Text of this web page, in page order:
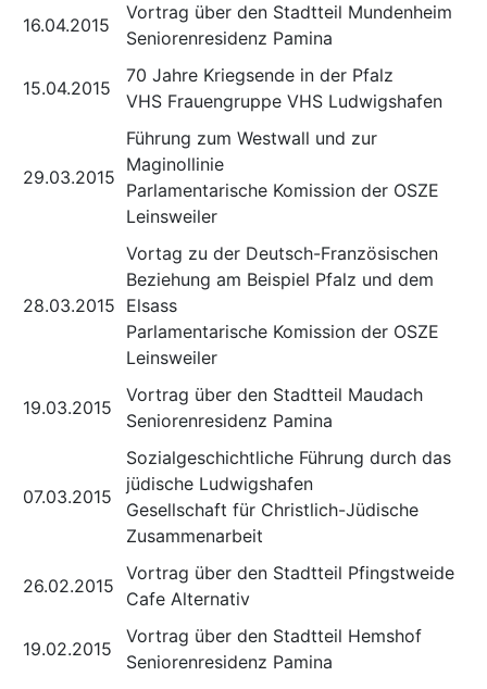
16.04.2015
Vortrag über den Stadtteil Mundenheim
Seniorenresidenz Pamina
15.04.2015
70 Jahre Kriegsende in der Pfalz
VHS Frauengruppe VHS Ludwigshafen
29.03.2015
Führung zum Westwall und zur
Maginollinie
Parlamentarische Komission der OSZE
Leinsweiler
28.03.2015
Vortag zu der Deutsch-Französischen
Beziehung am Beispiel Pfalz und dem
Elsass
Parlamentarische Komission der OSZE
Leinsweiler
19.03.2015
Vortrag über den Stadtteil Maudach
Seniorenresidenz Pamina
07.03.2015
Sozialgeschichtliche Führung durch das
jüdische Ludwigshafen
Gesellschaft für Christlich-Jüdische
Zusammenarbeit
26.02.2015
Vortrag über den Stadtteil Pfingstweide
Cafe Alternativ
19.02.2015
Vortrag über den Stadtteil Hemshof
Seniorenresidenz Pamina